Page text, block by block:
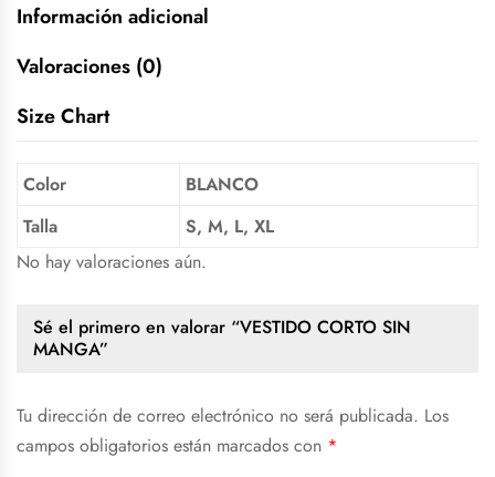
Información adicional
Valoraciones (0)
Size Chart
Color
BLANCO
Talla
S, M, L, XL
No hay valoraciones aún.
Sé el primero en valorar “VESTIDO CORTO SIN
MANGA”
Tu dirección de correo electrónico no será publicada. Los
campos obligatorios están marcados con *